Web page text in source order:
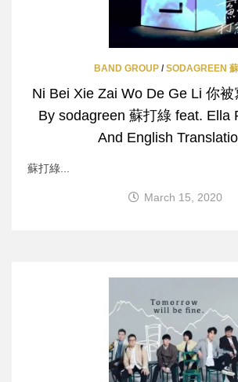
BAND GROUP/ SODAGREEN
Ni Bei Xie Zai Wo De Ge Li 你
By sodagreen 蘇打綠 feat. Ella
And English
蘇打綠...
March 15, 2020